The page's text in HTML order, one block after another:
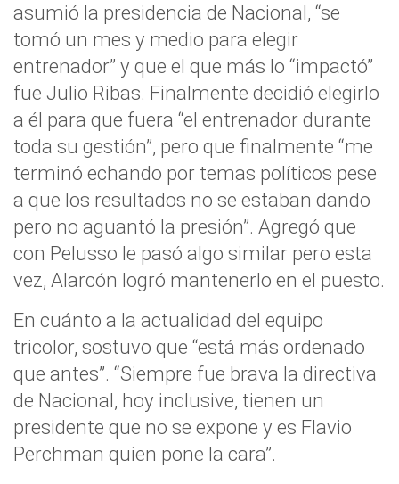
asumió la presidencia de Nacional, “se
tomó un mes y medio para elegir
entrenador” y que el que más lo “impactó”
fue Julio Ribas. Finalmente decidió elegirlo
a él para que fuera “el entrenador durante
toda su gestión”, pero que finalmente “me
terminó echando por temas políticos pese
a que los resultados no se estaban dando
pero no aguantó la presión”. Agregó que
con Pelusso le pasó algo similar pero esta
vez, Alarcón logró mantenerlo en el puesto.
En cuánto a la actualidad del equipo
tricolor, sostuvo que “está más ordenado
que antes”. “Siempre fue brava la directiva
de Nacional, hoy inclusive, tienen un
presidente que no se expone y es Flavio
Perchman quien pone la cara”.